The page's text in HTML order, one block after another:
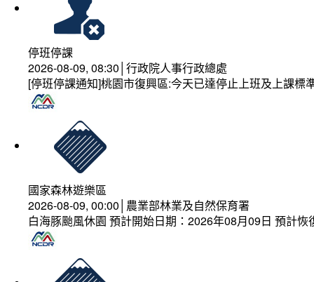
停班停課
2026-08-09, 08:30│行政院人事行政總處
[停班停課通知]桃園市復興區:今天已達停止上班及上課
國家森林遊樂區
2026-08-09, 00:00│農業部林業及自然保育署
白海豚颱風休園 預計開始日期：2026年08月09日 預計